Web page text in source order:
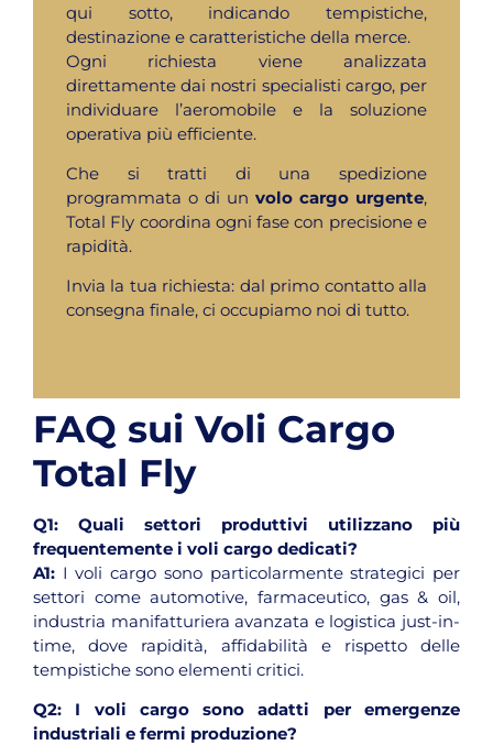
qui sotto, indicando tempistiche,
destinazione e caratteristiche della merce.
Ogni richiesta viene analizzata
direttamente dai nostri specialisti cargo, per
individuare l’aeromobile e la soluzione
operativa più efficiente.
Che si tratti di una spedizione
programmata o di un volo cargo urgente,
Total Fly coordina ogni fase con precisione e
rapidità.
Invia la tua richiesta: dal primo contatto alla
consegna finale, ci occupiamo noi di tutto.
FAQ sui Voli Cargo
Total Fly
Q1:
Quali settori produttivi utilizzano più
frequentemente i voli cargo dedicati?
A1: I voli cargo sono particolarmente strategici per
settori come automotive, farmaceutico, gas & oil,
industria manifatturiera avanzata e logistica just-in-
time, dove rapidità, affidabilità e rispetto delle
tempistiche sono elementi critici.
Q2:
I voli cargo sono adatti per emergenze
industriali e fermi produzione?